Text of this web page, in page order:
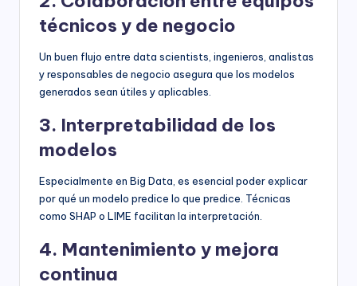
técnicos y de negocio
Un buen flujo entre data scientists, ingenieros, analistas
y responsables de negocio asegura que los modelos
generados sean útiles y aplicables.
3. Interpretabilidad de los
modelos
Especialmente en Big Data, es esencial poder explicar
por qué un modelo predice lo que predice. Técnicas
como SHAP o LIME facilitan la interpretación.
4. Mantenimiento y mejora
continua